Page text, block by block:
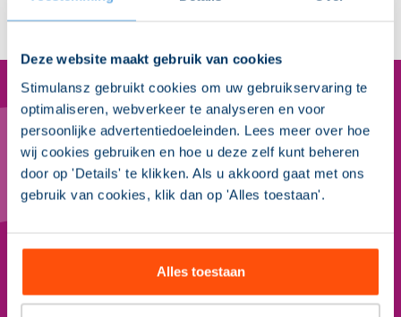
Deze website maakt gebruik van cookies
Stimulansz gebruikt cookies om uw gebruikservaring te
optimaliseren, webverkeer te analyseren en voor
persoonlijke advertentiedoeleinden. Lees meer over hoe
wij cookies gebruiken en hoe u deze zelf kunt beheren
door op 'Details' te klikken. Als u akkoord gaat met ons
gebruik van cookies, klik dan op 'Alles toestaan'.
Alles toestaan
Nieuwsbrief Sociaal Domein
Binnen 5 minuten op de hoogte van de actuele
ontwikkelingen in het sociaal domein? Meld je aan
Aanmelden nieuwsbrief